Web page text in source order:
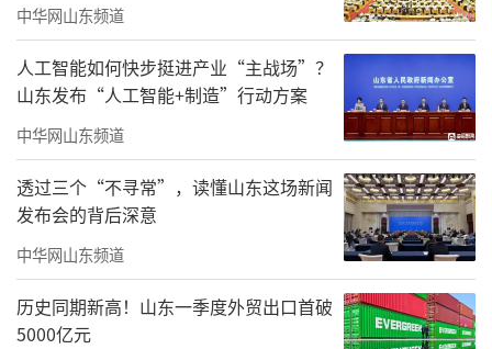
张伦来到省公共卫生临床中心菏泽分中
心、日兰高速菏泽新区出口、市方舱隔离点、
日兰高铁菏泽东站，详细了解工程进度、重点
地区来菏人员管控、隔离人员生活保障等情
况。他强调
，当前疫情防控形势依然严峻复
杂，必须始终绷紧疫情防控这根弦，及时把最
新防控政策和信息传达到基层，从严从紧、抓
中华网山东频道
人工智能如何快步挺进产业“主战场”？
山东发布“人工智能+制造”行动方案
中华网山东频道
透过三个“不寻常”，读懂山东这场新闻
发布会的背后深意
中华网山东频道
历史同期新高！山东一季度外贸出口首破
5000亿元